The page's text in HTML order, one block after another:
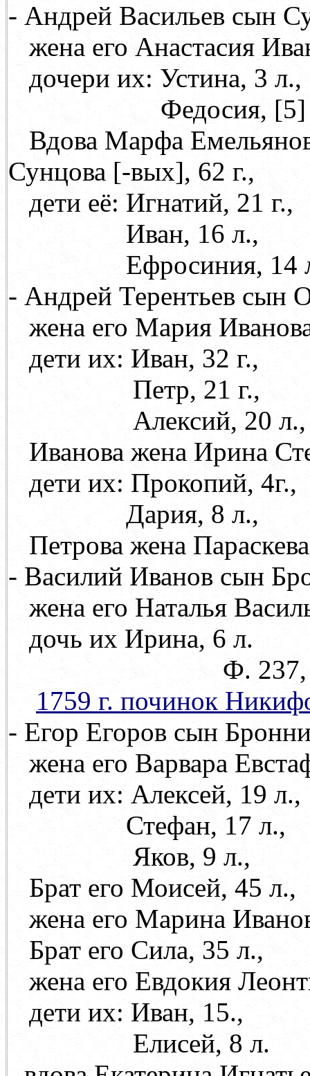
- Андрей Васильев сын
жена его Анастасия
дочери их: Устина, 3 л.,
Федосия, [5]
Вдова Марфа
Сунцова [-вых], 62 г.,
дети её: Игнатий, 21 г.,
Иван, 16 л.,
Ефросиния, 14
- Андрей Терентьев сын
жена его Мария
дети их: Иван, 32 г.,
Петр, 21 г.,
Алексий, 20 л.,
Иванова жена Ирина
дети их: Прокопий, 4г.,
Дария, 8 л.,
Петрова жена
- Василий Иванов сын
жена его Наталья
дочь их Ирина, 6 л.
Ф. 237, оп. 71,
1759 г. починок
- Егор Егоров сын
жена его Варвара
дети их: Алексей, 19 л.,
Стефан, 17 л.,
Яков, 9 л.,
Брат его Моисей, 45 л.,
жена его Марина
Брат его Сила, 35 л.,
жена его Евдокия
дети их: Иван, 15.,
Елисей, 8 л.